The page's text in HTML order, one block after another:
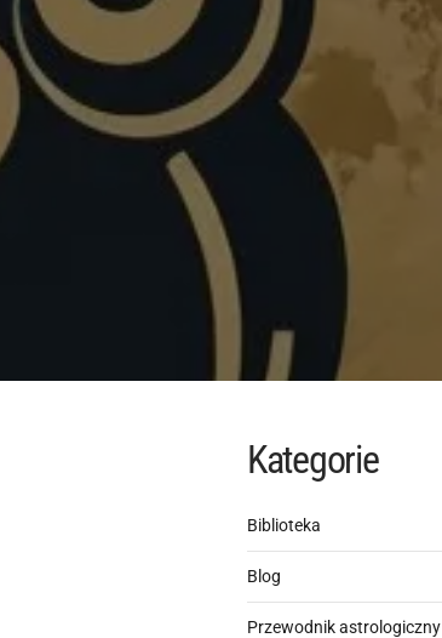
Kategorie
Biblioteka
Blog
Przewodnik astrologiczny